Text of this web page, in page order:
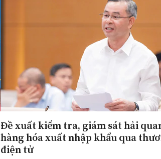
Đề xuất kiểm tra, giám sát hải
hàng hóa xuất nhập khẩu qua
điện tử